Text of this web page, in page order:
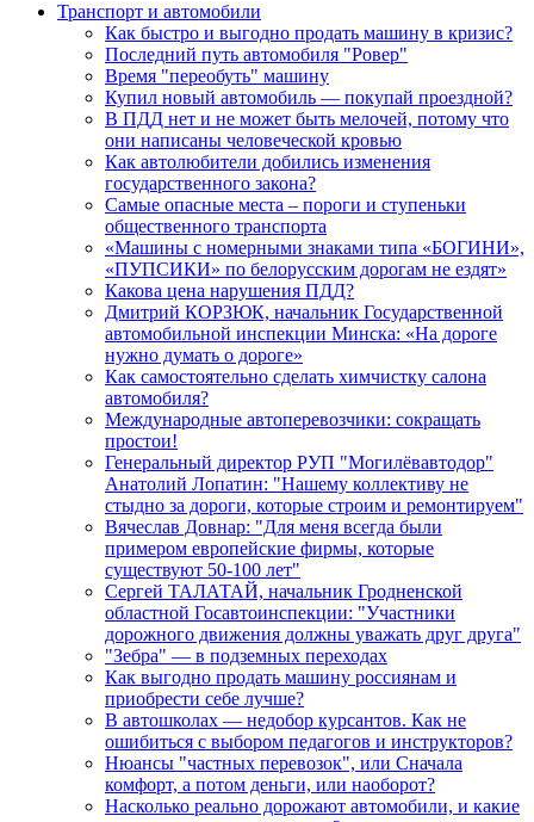
Транспорт и автомобили
Как быстро и выгодно продать машину в кризис?
Последний путь автомобиля "Ровер"
Время "переобуть" машину
Купил новый автомобиль — покупай проездной?
В ПДД нет и не может быть мелочей, потому что
они написаны человеческой кровью
Как автолюбители добились изменения
государственного закона?
Самые опасные места – пороги и ступеньки
общественного транспорта
«Машины с номерными знаками типа «БОГИНИ»,
«ПУПСИКИ» по белорусским дорогам не ездят»
Какова цена нарушения ПДД?
Дмитрий КОРЗЮК, начальник Государственной
автомобильной инспекции Минска: «На дороге
нужно думать о дороге»
Как самостоятельно сделать химчистку салона
автомобиля?
Международные автоперевозчики: сокращать
простои!
Генеральный директор РУП "Могилёвавтодор"
Анатолий Лопатин: "Нашему коллективу не
стыдно за дороги, которые строим и ремонтируем"
Вячеслав Довнар: "Для меня всегда были
примером европейские фирмы, которые
существуют 50-100 лет"
Сергей ТАЛАТАЙ, начальник Гродненской
областной Госавтоинспекции: "Участники
дорожного движения должны уважать друг друга"
"Зебра" — в подземных переходах
Как выгодно продать машину россиянам и
приобрести себе лучше?
В автошколах — недобор курсантов. Как не
ошибиться с выбором педагогов и инструкторов?
Нюансы "частных перевозок", или Сначала
комфорт, а потом деньги, или наоборот?
Насколько реально дорожают автомобили, и какие